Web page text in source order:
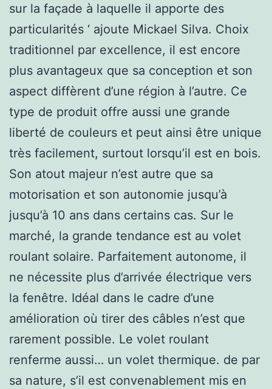
sur la façade à laquelle il apporte des
particularités ‘ ajoute Mickael Silva. Choix
traditionnel par excellence, il est encore
plus avantageux que sa conception et son
aspect diffèrent d’une région à l’autre. Ce
type de produit offre aussi une grande
liberté de couleurs et peut ainsi être unique
très facilement, surtout lorsqu’il est en bois.
Son atout majeur n’est autre que sa
motorisation et son autonomie jusqu’à
jusqu’à 10 ans dans certains cas. Sur le
marché, la grande tendance est au volet
roulant solaire. Parfaitement autonome, il
ne nécessite plus d’arrivée électrique vers
la fenêtre. Idéal dans le cadre d’une
amélioration où tirer des câbles n’est que
rarement possible. Le volet roulant
renferme aussi… un volet thermique. de par
sa nature, s’il est convenablement mis en